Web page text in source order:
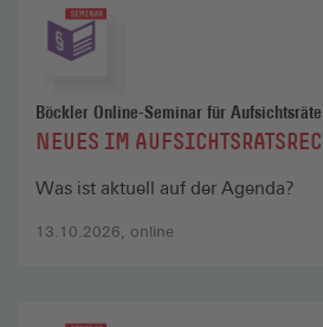
Böckler Online-Seminar für Aufsichtsräte
NEUES IM
13.10.2026, online
Was ist aktuell auf der Agenda?